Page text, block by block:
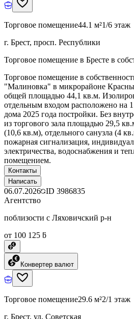
Торговое помещение44.1 м²1/6 этаж
г. Брест, просп. Республики
Торговое помещение в Бресте в
Торговое помещение в
"Малиновка" в микрорайоне
общей площадью 44,1 кв.м.
отдельным входом расположено на
дома 2025 года постройки. Без
из торгового зала площадью 29,5
(10,6 кв.м), отдельного санузла (4
пожарная сигнализация,
электричества, водоснабжения и
помещением.
Контакты
Написать
06.07.2026 ID 3986835
Агентство
поблизости с Ляховичский р-н
от 100 125 ƃ
Конвертер валют
Торговое помещение29.6 м²2/1 этаж
г. Брест, ул. Советская